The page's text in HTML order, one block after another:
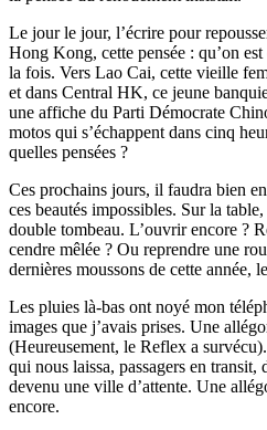
Le jour le jour, l’écrire pour
Hong Kong, cette pensée : qu’on
la fois. Vers Lao Cai, cette vieille
et dans Central HK, ce jeune
une affiche du Parti Démocrate
motos qui s’échappent dans cinq
quelles pensées ?
Ces prochains jours, il faudra bien
ces beautés impossibles. Sur la
double tombeau. L’ouvrir encore ?
cendre mêlée ? Ou reprendre une
dernières moussons de cette année,
Les pluies là-bas ont noyé mon
images que j’avais prises. Une
(Heureusement, le Reflex a
qui nous laissa, passagers en transit,
devenu une ville d’attente. Une
encore.